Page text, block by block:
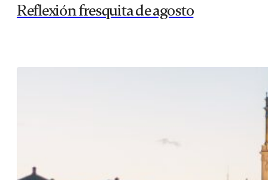
Reflexión fresquita de agosto